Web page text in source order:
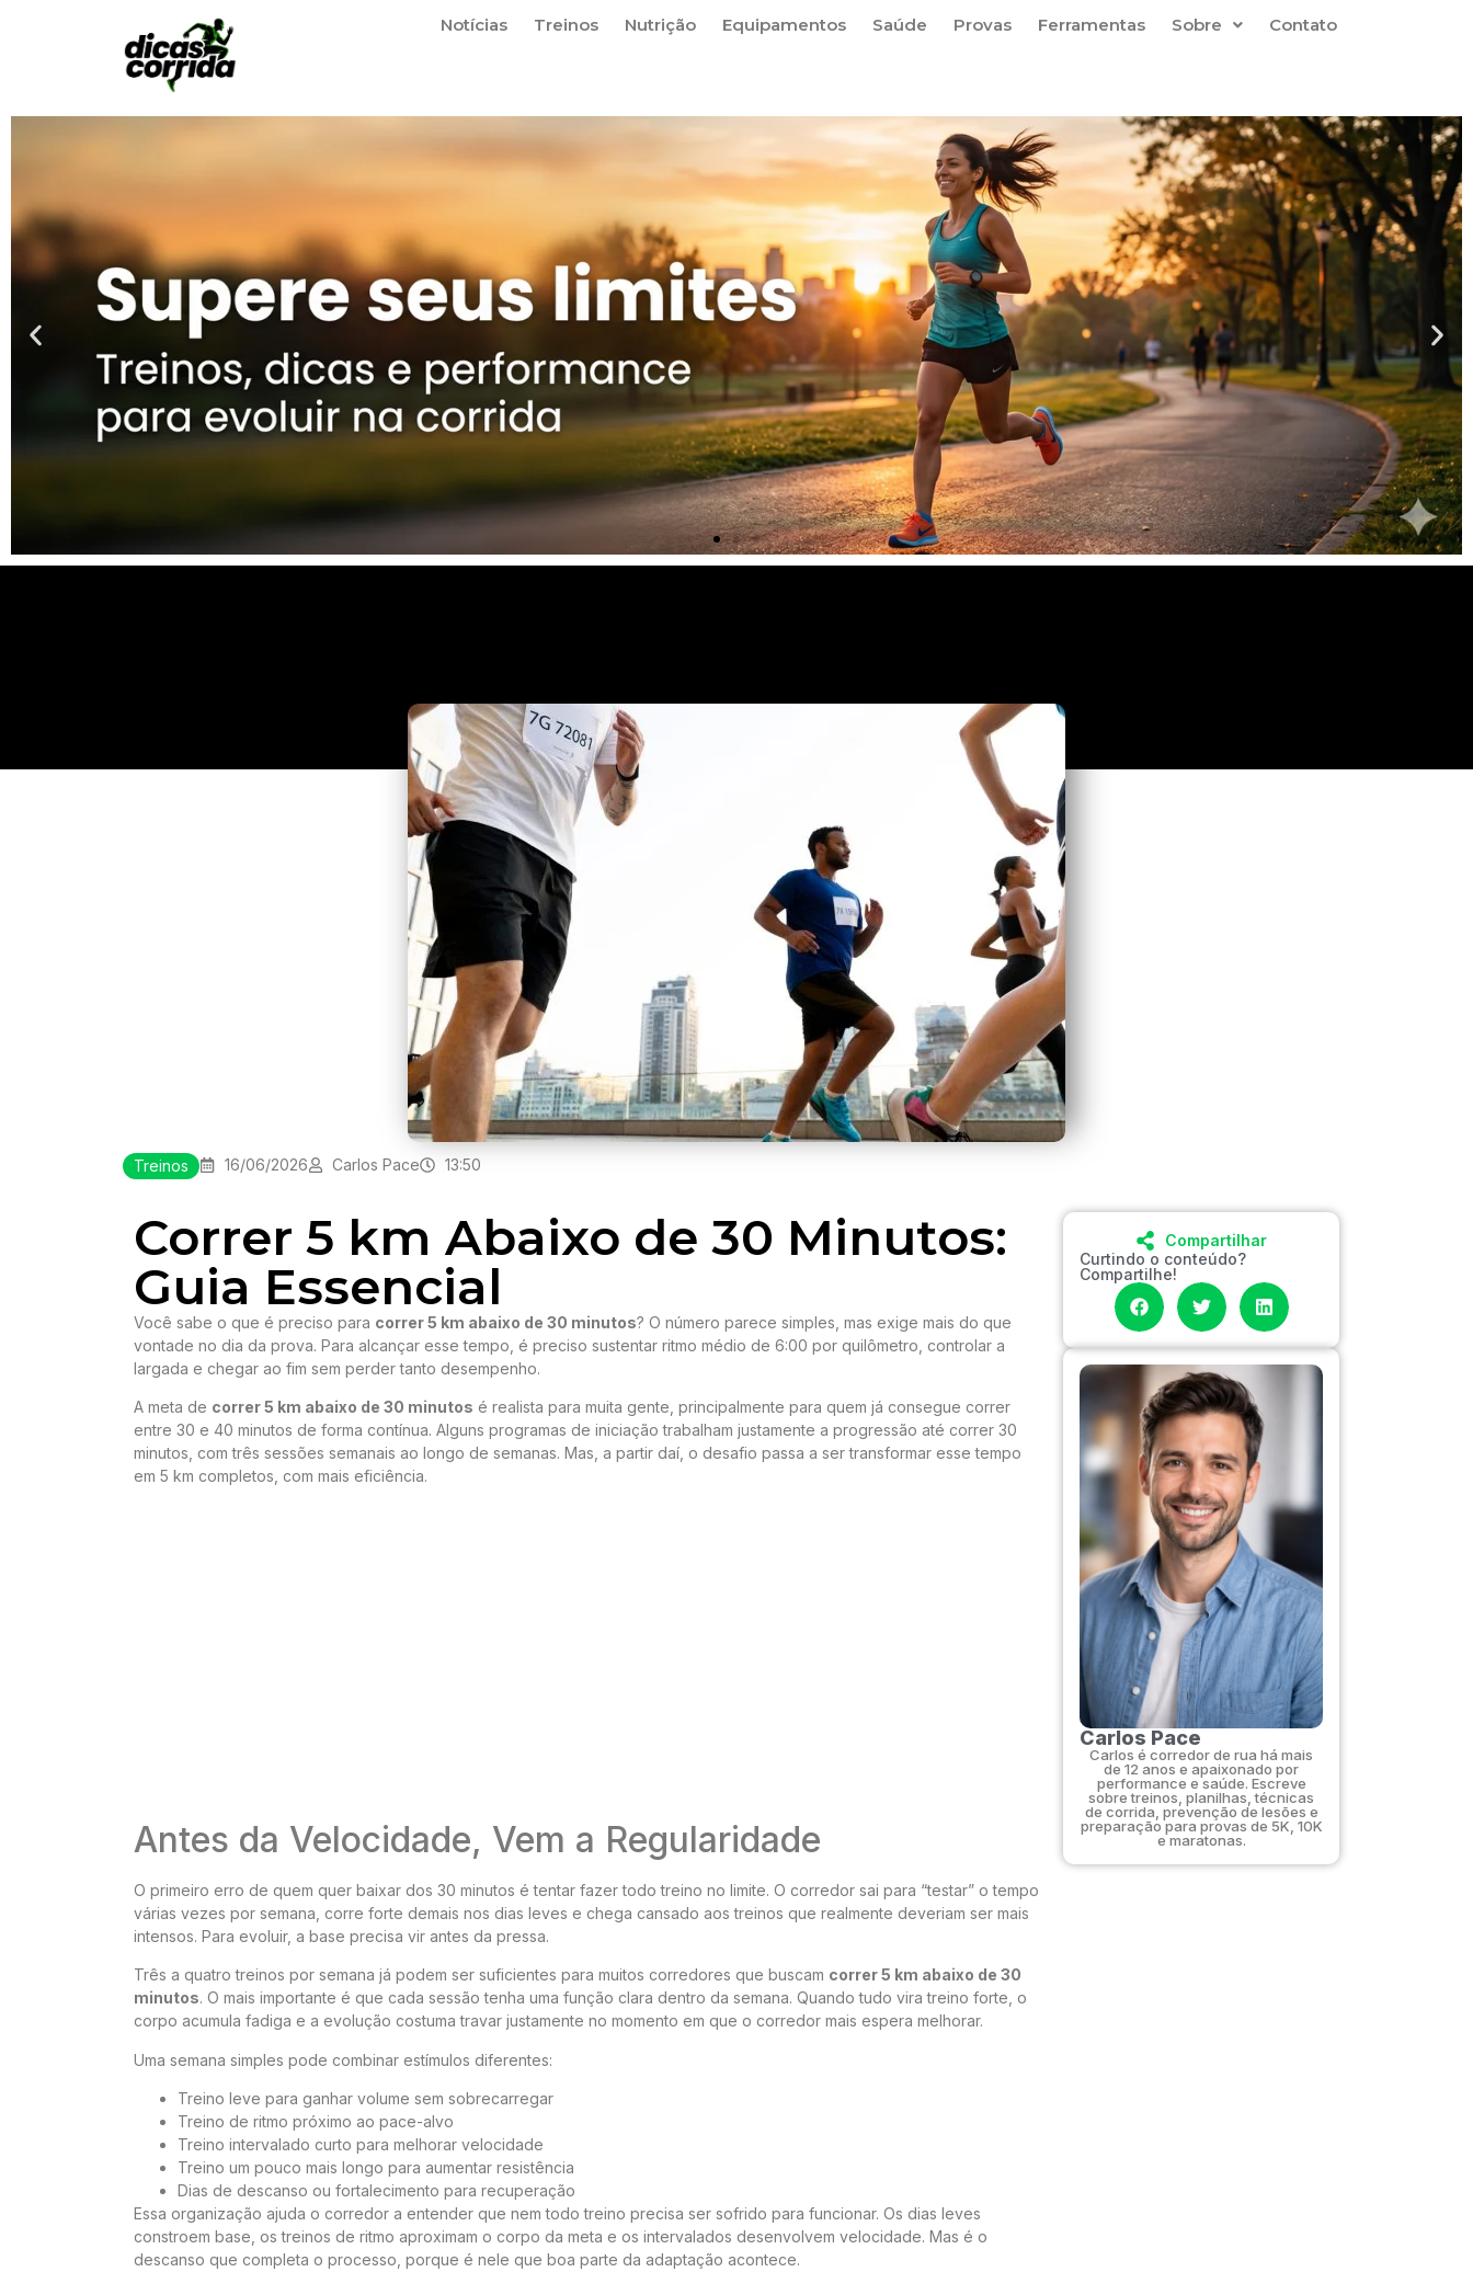
Notícias Treinos Nutrição Equipamentos Saúde Provas Ferramentas Sobre Contato
Treinos 16/06/2026 Carlos Pace 13:50
Correr 5 km Abaixo de 30 Minutos:
Guia Essencial
Você sabe o que é preciso para correr 5 km abaixo de 30 minutos? O número parece simples, mas exige mais do que
vontade no dia da prova. Para alcançar esse tempo, é preciso sustentar ritmo médio de 6:00 por quilômetro, controlar a
largada e chegar ao fim sem perder tanto desempenho.
A meta de correr 5 km abaixo de 30 minutos é realista para muita gente, principalmente para quem já consegue correr
entre 30 e 40 minutos de forma contínua. Alguns programas de iniciação trabalham justamente a progressão até correr 30
minutos, com três sessões semanais ao longo de semanas. Mas, a partir daí, o desafio passa a ser transformar esse tempo
em 5 km completos, com mais eficiência.
Antes da Velocidade, Vem a Regularidade
O primeiro erro de quem quer baixar dos 30 minutos é tentar fazer todo treino no limite. O corredor sai para “testar” o tempo
várias vezes por semana, corre forte demais nos dias leves e chega cansado aos treinos que realmente deveriam ser mais
intensos. Para evoluir, a base precisa vir antes da pressa.
Três a quatro treinos por semana já podem ser suficientes para muitos corredores que buscam correr 5 km abaixo de 30
minutos. O mais importante é que cada sessão tenha uma função clara dentro da semana. Quando tudo vira treino forte, o
corpo acumula fadiga e a evolução costuma travar justamente no momento em que o corredor mais espera melhorar.
Uma semana simples pode combinar estímulos diferentes:
Treino leve para ganhar volume sem sobrecarregar
Treino de ritmo próximo ao pace-alvo
Treino intervalado curto para melhorar velocidade
Treino um pouco mais longo para aumentar resistência
Dias de descanso ou fortalecimento para recuperação
Essa organização ajuda o corredor a entender que nem todo treino precisa ser sofrido para funcionar. Os dias leves
constroem base, os treinos de ritmo aproximam o corpo da meta e os intervalados desenvolvem velocidade. Mas é o
descanso que completa o processo, porque é nele que boa parte da adaptação acontece.
Compartilhar
Curtindo o conteúdo?
Compartilhe!
Carlos Pace
Carlos é corredor de rua há mais
de 12 anos e apaixonado por
performance e saúde. Escreve
sobre treinos, planilhas, técnicas
de corrida, prevenção de lesões e
preparação para provas de 5K, 10K
e maratonas.